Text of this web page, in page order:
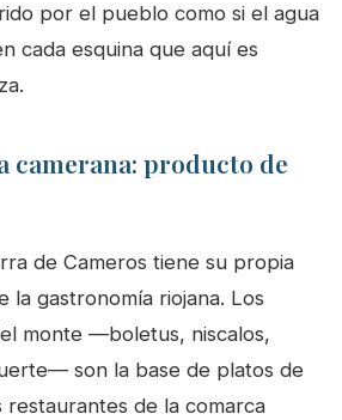
por el pueblo como si el agua
cada esquina que aquí es
camerana: producto de
de Cameros tiene su propia
la gastronomía riojana. Los
monte —boletus, niscalos,
son la base de platos de
de la comarca